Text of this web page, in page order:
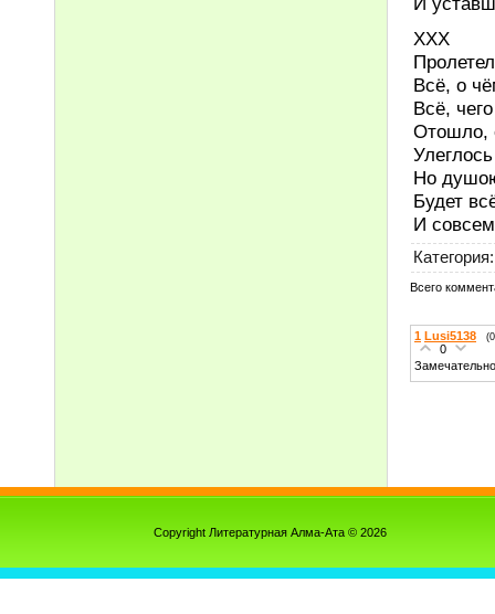
ХХХ
Всё, о
Всё,
Отошло,
Но
Будет
И
Категория:
Всего
1 Lusi5138
0
Copyright Литературная Алма-Ата © 2026